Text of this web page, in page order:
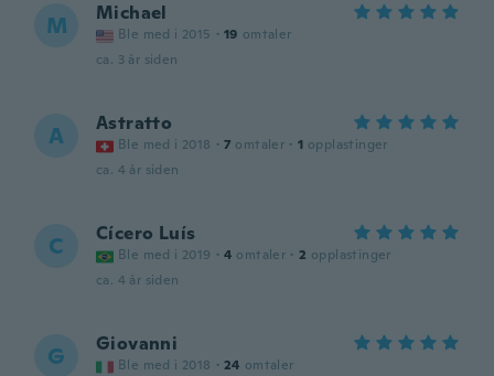
M Michael
Ble med i 2015 · 19 omtaler
ca. 3 år siden
A Astratto
Ble med i 2018 · 7 omtaler · 1 opplastinger
ca. 4 år siden
C Cícero Luís
Ble med i 2019 · 4 omtaler · 2 opplastinger
ca. 4 år siden
G Giovanni
Ble med i 2018 · 24 omtaler